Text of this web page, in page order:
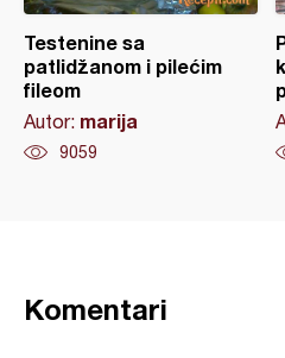
Testenine sa
patlidžanom i pilećim
fileom
Autor: marija
9059
Komentari